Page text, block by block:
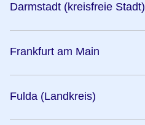
Darmstadt (kreisfreie Stadt)
Frankfurt am Main
Fulda (Landkreis)